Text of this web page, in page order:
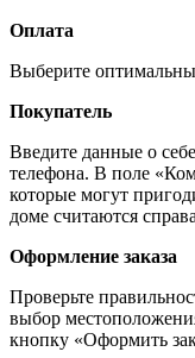
Оплата
Выберите
Покупатель
Введите данные о
телефона. В поле
которые могут
доме считаются
Оформление заказа
Проверьте
выбор
кнопку «Оформить